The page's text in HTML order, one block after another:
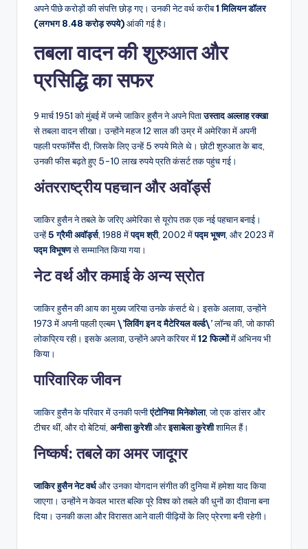
अपने पीछे करोड़ों की संपत्ति छोड़ गए। उनकी नेट वर्थ करीब1 मिलियन डॉलर
(लगभग 8.48 करोड़ रुपये)आंकी गई है।
तबला वादन की शुरुआत और
प्रसिद्धि का सफर
9 मार्च 1951 को मुंबई में जन्मे जाकिर हुसैन ने अपने पिताउस्ताद अल्लाह रक्खा
से तबला वादन सीखा। उन्होंने महज 12 साल की उम्र में अमेरिका में अपनी
पहली परफॉर्मेंस दी, जिसके लिए उन्हें 5 रुपये मिले थे। छोटी शुरुआत के बाद,
उनकी फीस बढ़ते हुए 5-10 लाख रुपये प्रति कंसर्ट तक पहुंच गई।
अंतरराष्ट्रीय पहचान और अवॉर्ड्स
जाकिर हुसैन ने तबले के जरिए अमेरिका से यूरोप तक एक नई पहचान बनाई।
उन्हें5 ग्रैमी अवॉर्ड्स, 1988 मेंपद्म श्री, 2002 मेंपद्म भूषण, और 2023 में
पद्म विभूषणसे सम्मानित किया गया।
नेट वर्थ और कमाई के अन्य स्रोत
जाकिर हुसैन की आय का मुख्य जरिया उनके कंसर्ट थे। इसके अलावा, उन्होंने
1973 में अपनी पहली एल्बम\’लिविंग इन द मैटेरियल वर्ल्ड\’लॉन्च की, जो काफी
लोकप्रिय रही। इसके अलावा, उन्होंने अपने करियर में12 फिल्मोंमें अभिनय भी
किया।
पारिवारिक जीवन
जाकिर हुसैन के परिवार में उनकी पत्नीएंटोनिया मिनेकोला, जो एक डांसर और
टीचर थीं, और दो बेटियां, अनीसा कुरेशीऔरइसाबेला कुरेशीशामिल हैं।
निष्कर्ष: तबले का अमर जादूगर
जाकिर हुसैन नेट वर्थऔर उनका योगदान संगीत की दुनिया में हमेशा याद किया
जाएगा। उन्होंने न केवल भारत बल्कि पूरे विश्व को तबले की धुनों का दीवाना बना
दिया। उनकी कला और विरासत आने वाली पीढ़ियों के लिए प्रेरणा बनी रहेगी।